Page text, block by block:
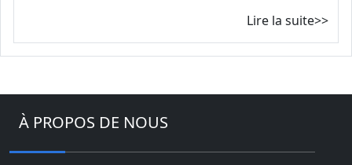
Lire la suite>>
À PROPOS DE NOUS